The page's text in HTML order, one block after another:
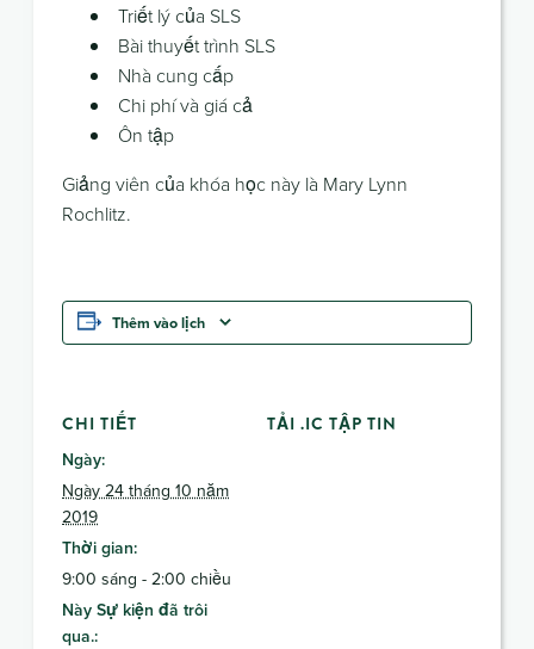
Triết lý của SLS
Bài thuyết trình SLS
Nhà cung cấp
Chi phí và giá cả
Ôn tập
Giảng viên của khóa học này là Mary Lynn
Rochlitz.
Thêm vào lịch
CHI TIẾT
Ngày:
Ngày 24 tháng 10 năm
2019
Thời gian:
9:00 sáng - 2:00 chiều
Này Sự kiện đã trôi
qua.:
TẢI .IC TẬP TIN